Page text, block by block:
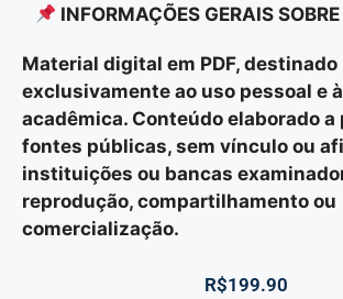
INFORMAÇÕES GERAIS
Material digital em PDF, destinado
exclusivamente ao uso pessoal e
acadêmica. Conteúdo elaborado a
fontes públicas, sem vínculo ou
instituições ou bancas
reprodução, compartilhamento ou
comercialização.
R$199.90